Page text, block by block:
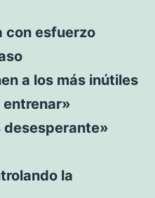
con esfuerzo
a los más inútiles
entrenar»
desesperante»
la